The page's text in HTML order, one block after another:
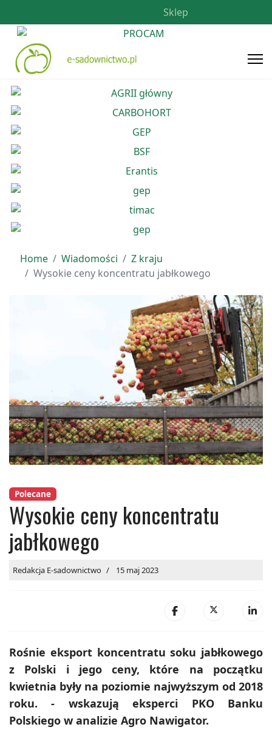
Sklep
Home Wiadomości
Z kraju
Wysokie ceny koncentratu jabłkowego
Polecane
Wysokie ceny koncentratu
jabłkowego
Redakcja E-sadownictwo 15 maj 2023
Rośnie eksport koncentratu soku jabłkowego
z Polski i jego ceny, które na początku
kwietnia były na poziomie najwyższym od 2018
roku. - wskazują eksperci PKO Banku
Polskiego w analizie Agro Nawigator.